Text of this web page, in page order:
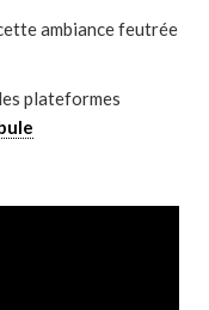
ambiance feutrée
plateformes